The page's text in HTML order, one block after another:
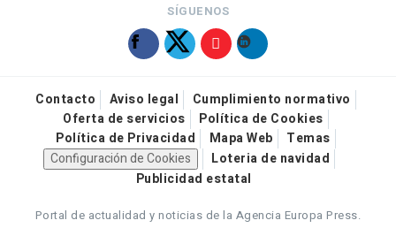
SÍGUENOS
Contacto Aviso legal
Cumplimiento normativo
Oferta de servicios
Política de Cookies
Política de Privacidad
Mapa Web
Temas
Configuración de Cookies
Loteria de navidad
Publicidad estatal
Portal de actualidad y noticias de la Agencia Europa Press.